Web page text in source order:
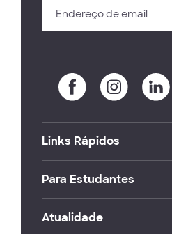
Links Rápidos
Para Estudantes
Atualidade